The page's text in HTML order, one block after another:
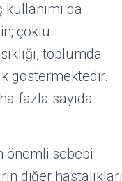
da
çoklu
toplumda
göstermektedir.
fazla sayıda
önemli sebebi
diğer hastalıkları